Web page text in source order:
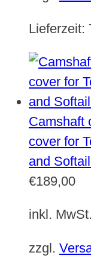
Lieferzeit:
Camshaft
cover for
and
€189,00
inkl. MwSt.
zzgl.